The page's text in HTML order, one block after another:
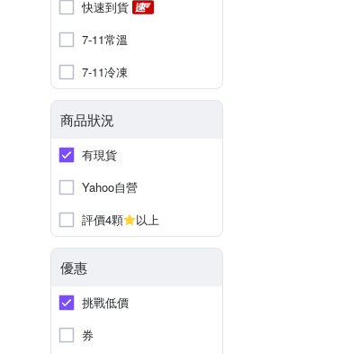
快速到貨
7-11常溫
7-11冷凍
商品狀況
有現貨
Yahoo自營
評價4顆
以上
優惠
挑戰低價
券